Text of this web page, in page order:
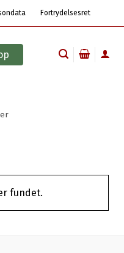
Fortrydelsesret
fundet.